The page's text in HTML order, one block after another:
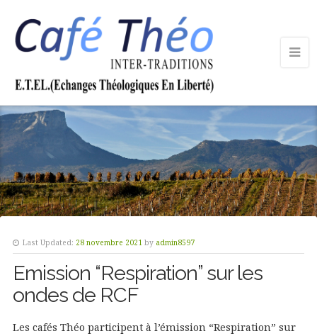
Last Updated: 28 novembre 2021 by admin8597
Emission “Respiration” sur les
ondes de RCF
Les cafés Théo participent à l’émission “Respiration” sur